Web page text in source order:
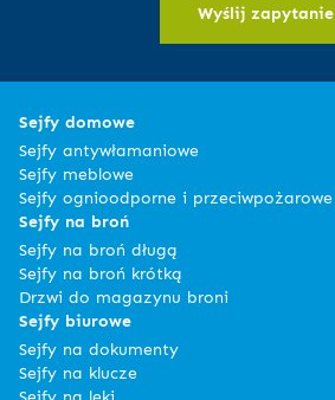
Wyślij zapytanie
Sejfy domowe
Sejfy antywłamaniowe
Sejfy meblowe
Sejfy ognioodporne i przeciwpożarowe
Sejfy na broń
Sejfy na broń długą
Sejfy na broń krótką
Drzwi do magazynu broni
Sejfy biurowe
Sejfy na dokumenty
Sejfy na klucze
Sejfy na leki